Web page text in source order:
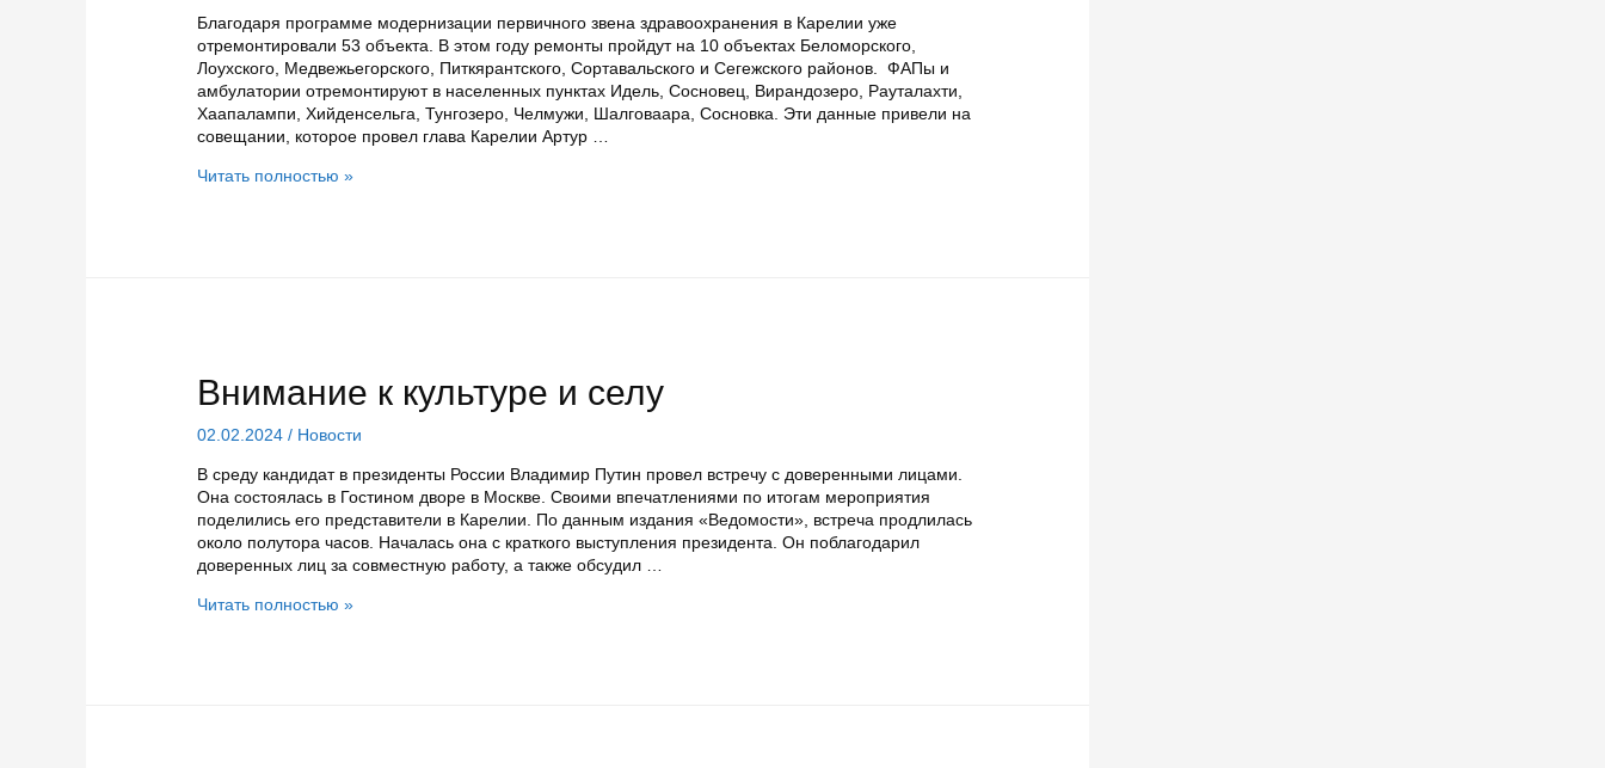
Благодаря программе модернизации первичного звена здравоохранения в Карелии уже
отремонтировали 53 объекта. В этом году ремонты пройдут на 10 объектах Беломорского,
Лоухского, Медвежьегорского, Питкярантского, Сортавальского и Сегежского районов. ФАПы и
амбулатории отремонтируют в населенных пунктах Идель, Сосновец, Вирандозеро, Рауталахти,
Хаапалампи, Хийденсельга, Тунгозеро, Челмужи, Шалговаара, Сосновка. Эти данные привели на
совещании, которое провел глава Карелии Артур …
Ремонты
году
пройдут
на
10
объектах
в
шести
районах
Карелии
Читать полностью »
Внимание к культуре и селу
02.02.2024 / Новости
В среду кандидат в президенты России Владимир Путин провел встречу с доверенными лицами.
Она состоялась в Гостином дворе в Москве. Своими впечатлениями по итогам мероприятия
поделились его представители в Карелии. По данным издания «Ведомости», встреча продлилась
около полутора часов. Началась она с краткого выступления президента. Он поблагодарил
доверенных лиц за совместную работу, а также обсудил …
Внимание
Читать полностью »